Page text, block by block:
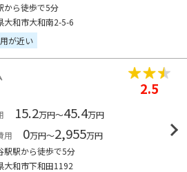
から徒歩で5分
大和市大和南2-5-6
が近い
2.5
15.2万円～45.4万円
用
0万円～2,955万円
駅駅から徒歩で5分
大和市下和田1192